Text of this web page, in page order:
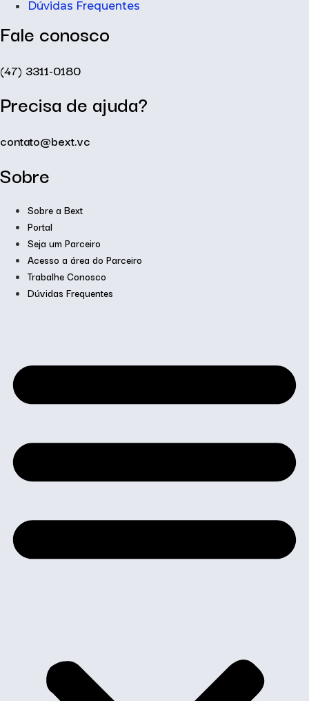
Dúvidas Frequentes
Fale conosco
(47) 3311-0180
Precisa de ajuda?
contato@bext.vc
Sobre
Sobre a Bext
Portal
Seja um Parceiro
Acesso a área do Parceiro
Trabalhe Conosco
Dúvidas Frequentes